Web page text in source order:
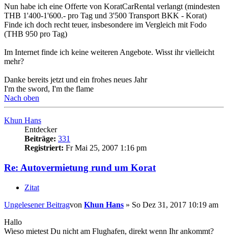
Nun habe ich eine Offerte von KoratCarRental verlangt (mindesten
THB 1'400-1'600.- pro Tag und 3'500 Transport BKK - Korat)
Finde ich doch recht teuer, insbesondere im Vergleich mit Fodo
(THB 950 pro Tag)
Im Internet finde ich keine weiteren Angebote. Wisst ihr vielleicht
mehr?
Danke bereits jetzt und ein frohes neues Jahr
I'm the sword, I'm the flame
Nach oben
Khun Hans
Entdecker
Beiträge: 331
Registriert: Fr Mai 25, 2007 1:16 pm
Re: Autovermietung rund um Korat
Zitat
Ungelesener Beitragvon Khun Hans » So Dez 31, 2017 10:19 am
Hallo
Wieso mietest Du nicht am Flughafen, direkt wenn Ihr ankommt?